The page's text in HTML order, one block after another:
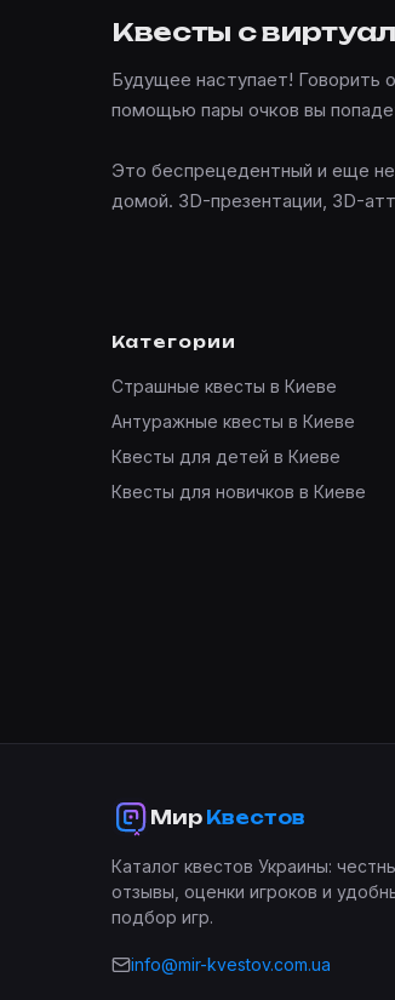
Квесты с
Будущее наступает! Говорить
помощью пары очков вы
Это беспрецедентный и еще
домой. 3D-презентации, 3D-
Категории
Страшные квесты в Киеве
Антуражные квесты в Киеве
Квесты для детей в Киеве
Квесты для новичков в Киеве
Мир Квестов
Каталог квестов Украины:
отзывы, оценки игроков и
подбор игр.
info@mir-kvestov.com.ua